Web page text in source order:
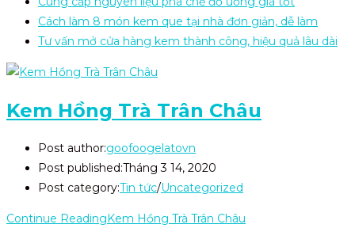
Cách làm 8 món kem que tại nhà đơn giản, dễ làm
Tư vấn mở cửa hàng kem thành công, hiệu quả lâu dài
Kem Hồng Trà Trân Châu
Post author:goofoogelatovn
Post published:Tháng 3 14, 2020
Post category:Tin tức/Uncategorized
Continue ReadingKem Hồng Trà Trân Châu